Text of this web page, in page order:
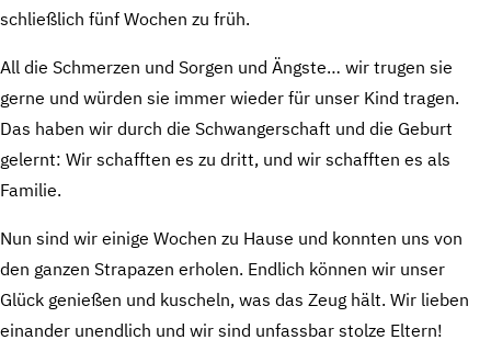
schließlich fünf Wochen zu früh.
All die Schmerzen und Sorgen und Ängste… wir trugen sie
gerne und würden sie immer wieder für unser Kind tragen.
Das haben wir durch die Schwangerschaft und die Geburt
gelernt: Wir schafften es zu dritt, und wir schafften es als
Familie.
Nun sind wir einige Wochen zu Hause und konnten uns von
den ganzen Strapazen erholen. Endlich können wir unser
Glück genießen und kuscheln, was das Zeug hält. Wir lieben
einander unendlich und wir sind unfassbar stolze Eltern!